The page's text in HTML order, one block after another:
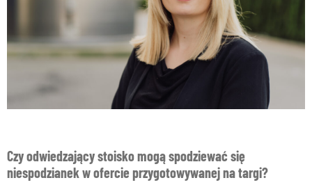
Czy odwiedzający stoisko mogą spodziewać się
niespodzianek w ofercie przygotowywanej na targi?